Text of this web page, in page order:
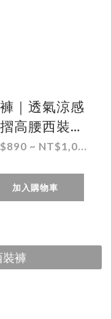
｜透氣涼感
高腰西裝褲
筒設計・打
（30~46吋）
免費改長
~ NT$1,0...
加入購物車
褲